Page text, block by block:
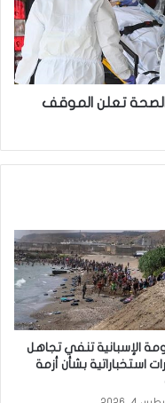
والصحة تعلن الموقف
الإسبانية تنفي تجاهل
استخباراتية بشأن أزمة